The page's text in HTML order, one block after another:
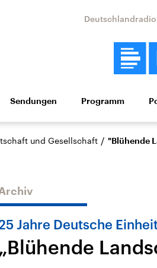
Deutschlandradio
Politik Wirtschaft
Musik
Sachsen-
USA
Sendungen Programm
und Gesellschaft / "Blühende
Jahre Deutsche
„Blühende